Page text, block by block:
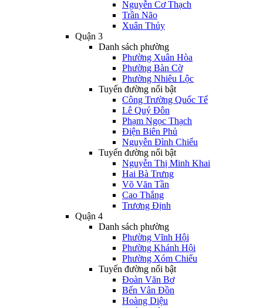
Nguyễn Cơ Thạch
Trần Não
Xuân Thủy
Quận 3
Danh sách phường
Phường Xuân Hòa
Phường Bàn Cờ
Phường Nhiêu Lộc
Tuyến đường nổi bật
Công Trường Quốc Tế
Lê Quý Đôn
Phạm Ngọc Thạch
Điện Biên Phủ
Nguyễn Đình Chiểu
Tuyến đường nổi bật
Nguyễn Thị Minh Khai
Hai Bà Trưng
Võ Văn Tần
Cao Thắng
Trương Định
Quận 4
Danh sách phường
Phường Vĩnh Hội
Phường Khánh Hội
Phường Xóm Chiếu
Tuyến đường nổi bật
Đoàn Văn Bơ
Bến Vân Đồn
Hoàng Diệu